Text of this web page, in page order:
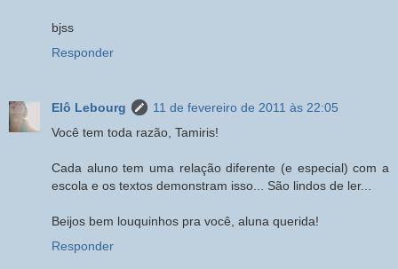
bjss
Responder
Elô Lebourg
11 de fevereiro de 2011 às 22:05
Você tem toda razão, Tamiris!
Cada aluno tem uma relação diferente (e especial) com a
escola e os textos demonstram isso... São lindos de ler...
Beijos bem louquinhos pra você, aluna querida!
Responder